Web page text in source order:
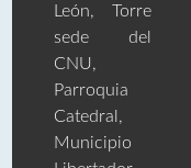
León, Torre
sede del
CNU,
Parroquia
Catedral,
Municipio